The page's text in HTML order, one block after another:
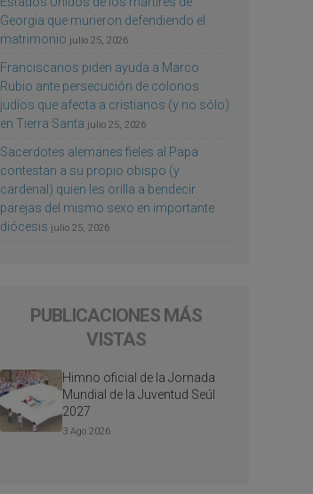
Georgia que murieron defendiendo el
matrimonio julio 25, 2026
Franciscanos piden ayuda a Marco
Rubio ante persecución de colonos
judíos que afecta a cristianos (y no sólo)
en Tierra Santa julio 25, 2026
Sacerdotes alemanes fieles al Papa
contestan a su propio obispo (y
cardenal) quien les orilla a bendecir
parejas del mismo sexo en importante
diócesis julio 25, 2026
PUBLICACIONES MÁS
VISTAS
Himno oficial de la Jornada
Mundial de la Juventud Seúl
2027
3 Ago 2026